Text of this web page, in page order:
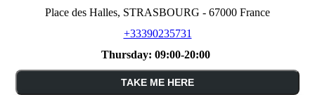
Place des Halles, STRASBOURG - 67000 France
+33390235731
Thursday: 09:00-20:00
TAKE ME HERE